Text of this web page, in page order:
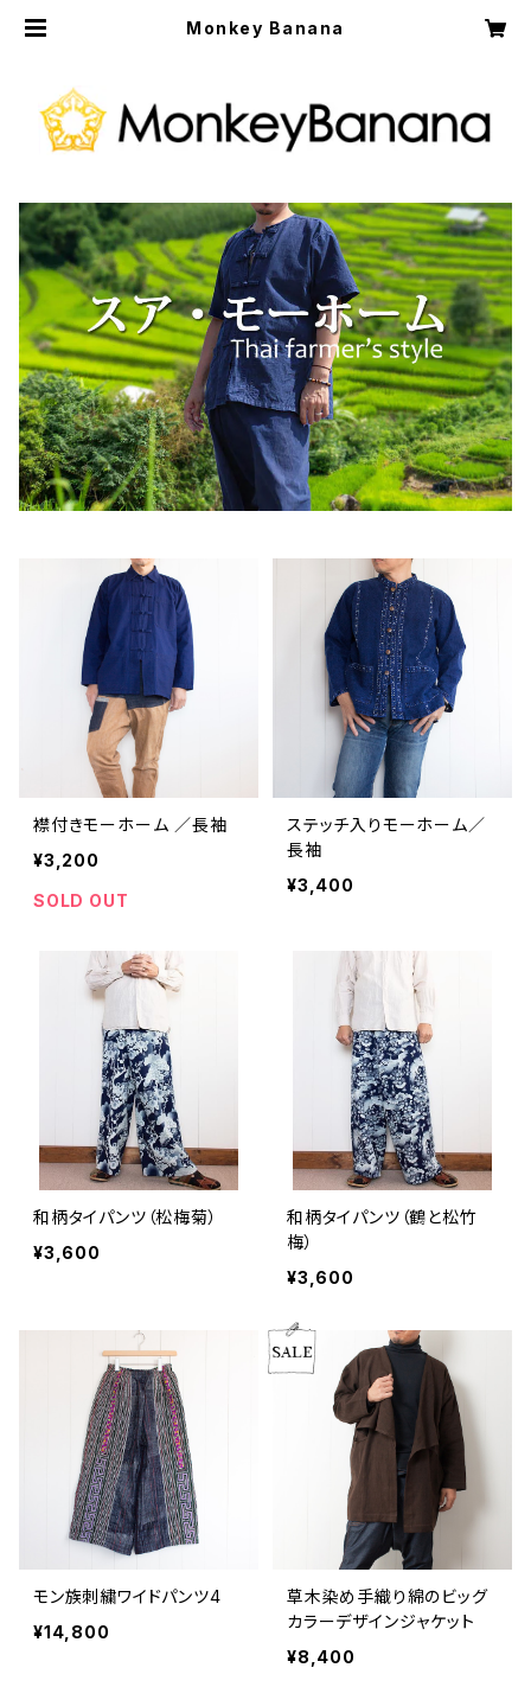
Monkey Banana
襟付きモーホーム ／長袖
¥3,200
SOLD OUT
ステッチ入りモーホーム／
長袖
¥3,400
和柄タイパンツ（松梅菊）
¥3,600
和柄タイパンツ（鶴と松竹
梅）
¥3,600
モン族刺繍ワイドパンツ4
¥14,800
草木染め手織り綿のビッグ
カラーデザインジャケット
¥8,400